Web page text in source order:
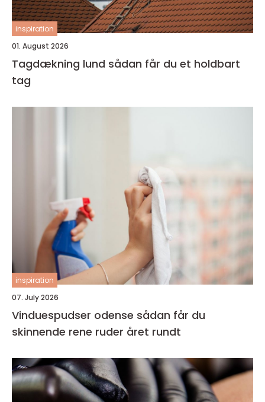
inspiration
01. August 2026
Tagdækning lund sådan får du et holdbart
tag
inspiration
07. July 2026
Vinduespudser odense sådan får du
skinnende rene ruder året rundt